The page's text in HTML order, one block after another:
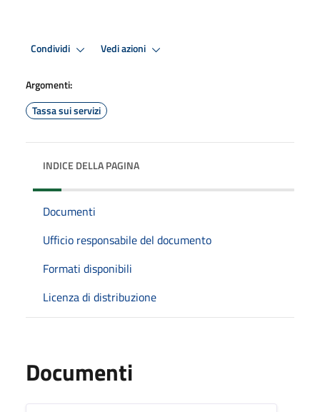
Condividi Vedi azioni
Argomenti:
Tassa sui servizi
INDICE DELLA PAGINA
Documenti
Ufficio responsabile del documento
Formati disponibili
Licenza di distribuzione
Documenti